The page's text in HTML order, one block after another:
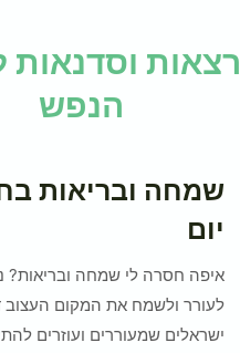
וסדנאות
הנפש
שמחה ובריאות
יום
איפה חסרה לי שמחה ובריאות?
לעורר ולשמח את המקום העצוב
ישראלים שמעוררים ועוזרים